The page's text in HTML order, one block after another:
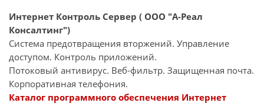
Интернет Контроль Сервер ( ООО "А-Реал
Консалтинг")
Система предотвращения вторжений. Управление
доступом. Контроль приложений.
Потоковый антивирус. Веб-фильтр. Защищенная почта.
Корпоративная телефония.
Каталог программного обеспечения Интернет